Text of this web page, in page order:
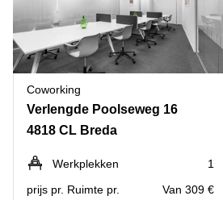
Vergaderruimten
Virtueel
Kantoor
Bedrijfsruimte
Bergen
op
Zoom
Amersfoort
Breda
Hengelo
Hilversum
Hoofddorp
Kantoor
huren
Tiel
Kantoor
huren
Reeuwijk
Business
Arnhem
Log in
Coworking
Verlengde Poolseweg 16
4818 CL Breda
Werkplekken
1
prijs pr. Ruimte pr.
Van 309 €